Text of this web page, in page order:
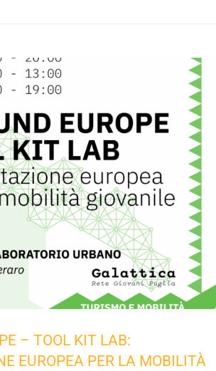
– TOOL KIT LAB:
EUROPEA PER LA MOBILITÀ